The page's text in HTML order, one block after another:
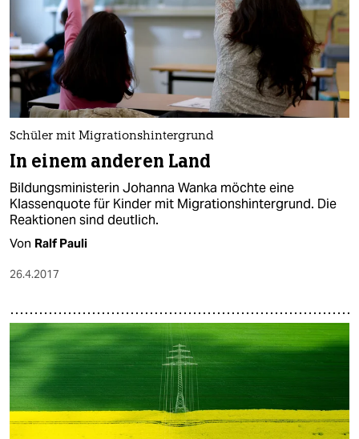
Schüler mit Migrationshintergrund
In einem anderen Land
Bildungsministerin Johanna Wanka möchte eine
Klassenquote für Kinder mit Migrationshintergrund. Die
Reaktionen sind deutlich.
Von Ralf Pauli
26.4.2017